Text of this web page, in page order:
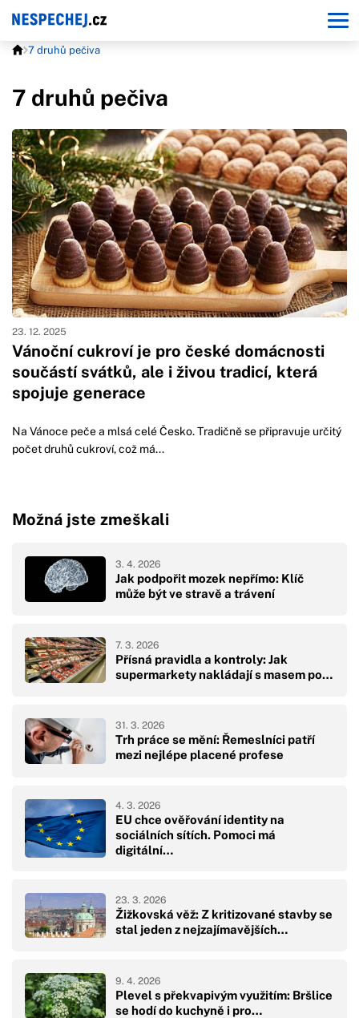
7 druhů pečiva
7 druhů pečiva
Vánoční cukroví je pro české domácnosti
součástí svátků, ale i živou tradicí, která
spojuje generace
23. 12. 2025
Na Vánoce peče a mlsá celé Česko. Tradičně se připravuje určitý
počet druhů cukroví, což má...
Možná jste zmeškali
Jak podpořit mozek nepřímo: Klíč
může být ve stravě a trávení
3. 4. 2026
Přísná pravidla a kontroly: Jak
supermarkety nakládají s masem po…
7. 3. 2026
Trh práce se mění: Řemeslníci patří
mezi nejlépe placené profese
31. 3. 2026
EU chce ověřování identity na
sociálních sítích. Pomoci má
digitální…
4. 3. 2026
Žižkovská věž: Z kritizované stavby se
stal jeden z nejzajímavějších…
23. 3. 2026
Plevel s překvapivým využitím: Bršlice
se hodí do kuchyně i pro…
9. 4. 2026